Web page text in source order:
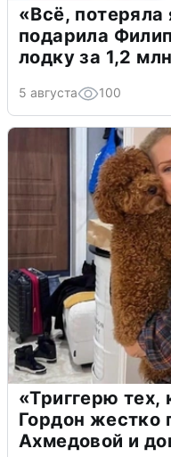
«Всё,
подарила
лодку за 1,2
5 августа 100
«Триггерю тех,
Гордон жестко
Ахмедовой и